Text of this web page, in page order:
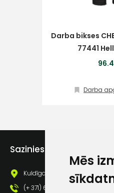
Mēs
Darba bikses
77441
Darba
Sazinies ar mums
Kuldīgas iela 69a, Saldus,
(+ 371) 63 881 186